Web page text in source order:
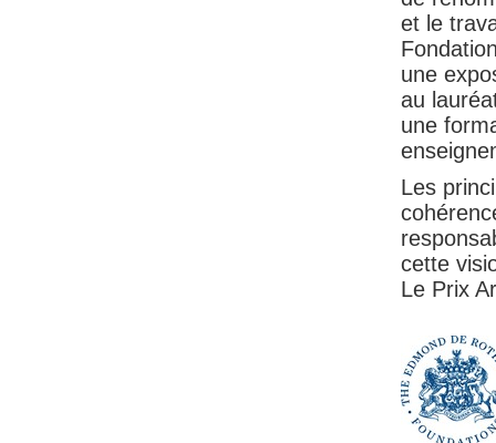
et le
une
au
une
Les
cette
Le Prix